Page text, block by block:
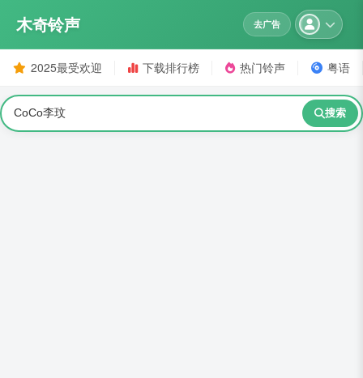
木奇铃声 去广告
2025最受欢迎 下载排行榜 热门铃声 粤语
搜索